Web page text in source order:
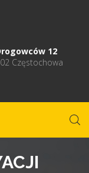
12
Częstochowa